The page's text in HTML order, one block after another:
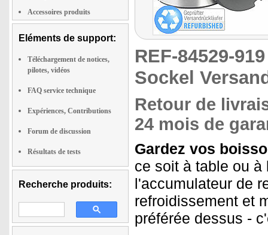
Accessoires produits
Eléments de support:
Téléchargement de notices,
pilotes, vidéos
FAQ service technique
Expériences, Contributions
Forum de discussion
Résultats de tests
Recherche produits:
REF-84529-
Sockel
Retour de
24 mois de
Gardez vos
ce soit à table ou
l'accumulateur de
refroidissement et
préférée dessus -